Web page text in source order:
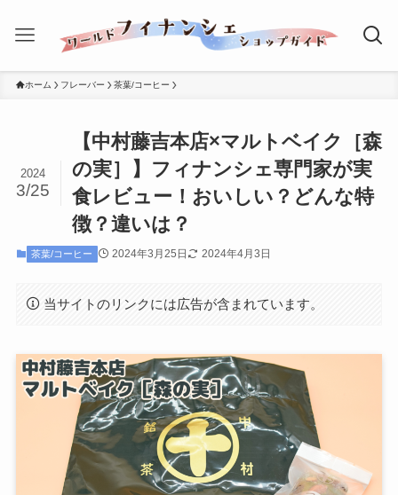
ホーム フレーバー 茶葉/コーヒー
【中村藤吉本店×マルトベイク［森
の実］】フィナンシェ専門家が実
食レビュー！おいしい？どんな特
徴？違いは？
2024
3/25
茶葉/コーヒー 2024年3月25日 2024年4月3日
当サイトのリンクには広告が含まれています。